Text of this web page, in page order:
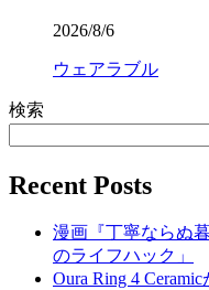
2026/8/6
ウェアラブル
検索
Recent Posts
漫画『丁寧ならぬ
のライフハック」
Oura Ring 4